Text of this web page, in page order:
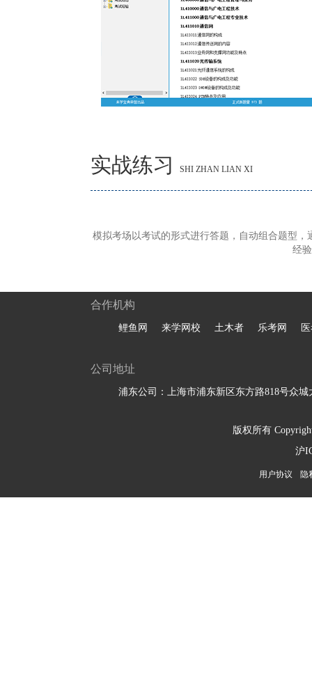
实战练习 SHI ZHAN LIAN XI
模拟考场以考试的形式进行答题，自动组合题型
经
合作机构
鲤鱼网 来学网校 土木者 乐考网
公司地址
浦东公司：上海市浦东新区东方路818号众城
版权所有
沪
用户协议 隐